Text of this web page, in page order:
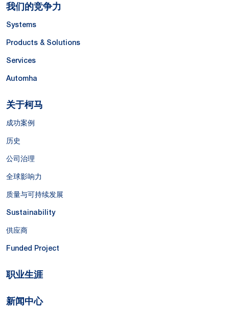
我们的竞争力
Systems
Products & Solutions
Services
Automha
关于柯马
成功案例
历史
公司治理
全球影响力
质量与可持续发展
Sustainability
供应商
Funded Project
职业生涯
新闻中心